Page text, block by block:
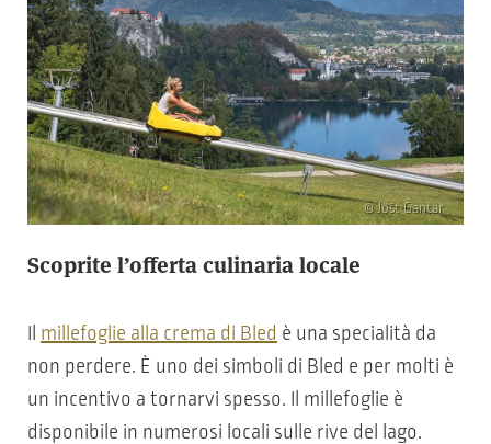
© Jošt Gantar
Scoprite l’offerta culinaria locale
Il millefoglie alla crema di Bled è una specialità da
non perdere. È uno dei simboli di Bled e per molti è
un incentivo a tornarvi spesso. Il millefoglie è
disponibile in numerosi locali sulle rive del lago.